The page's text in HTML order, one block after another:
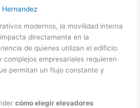
Hernandez
modernos, la movilidad interna
directamente en la
de quienes utilizan el edificio.
complejos empresariales requieren
permitan un flujo constante y
cómo elegir elevadores